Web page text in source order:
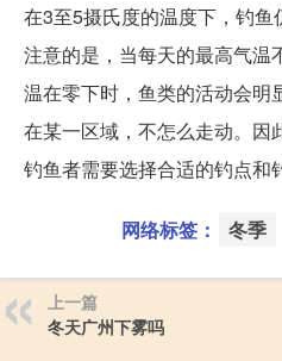
在3至5摄氏度的温度下，钓
注意的是，当每天的最高气温
温在零下时，鱼类的活动会明
在某一区域，不怎么走动。因
钓鱼者需要选择合适的钓点和
网络标签： 冬季
上一篇
冬天广州下雾吗